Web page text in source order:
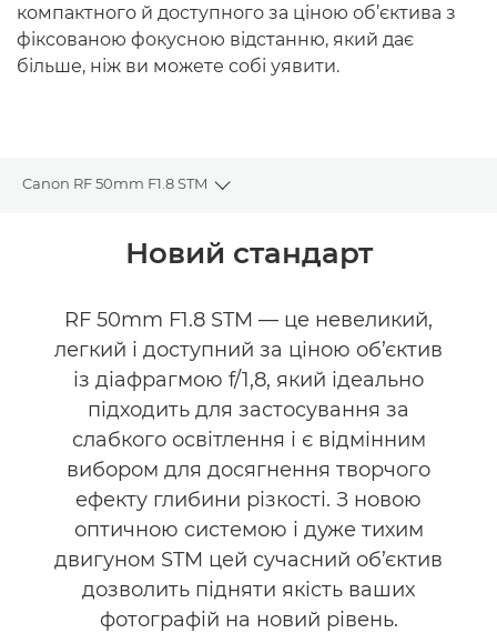
компактного й доступного за ціною об’єктива з
фіксованою фокусною відстанню, який дає
більше, ніж ви можете собі уявити.
Canon RF 50mm F1.8 STM
Toggle breadcrumbs
Галерея
Аксесуари
Підтримка
Новий стандарт
RF 50mm F1.8 STM — це невеликий,
легкий і доступний за ціною об’єктив
із діафрагмою f/1,8, який ідеально
підходить для застосування за
слабкого освітлення і є відмінним
вибором для досягнення творчого
ефекту глибини різкості. З новою
оптичною системою і дуже тихим
двигуном STM цей сучасний об’єктив
дозволить підняти якість ваших
фотографій на новий рівень.